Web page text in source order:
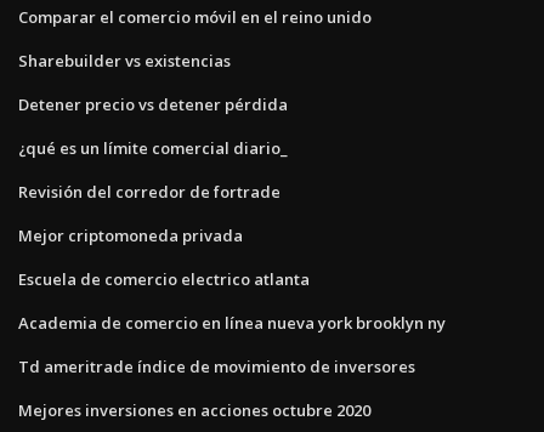
Comparar el comercio móvil en el reino unido
Sharebuilder vs existencias
Detener precio vs detener pérdida
¿qué es un límite comercial diario_
Revisión del corredor de fortrade
Mejor criptomoneda privada
Escuela de comercio electrico atlanta
Academia de comercio en línea nueva york brooklyn ny
Td ameritrade índice de movimiento de inversores
Mejores inversiones en acciones octubre 2020